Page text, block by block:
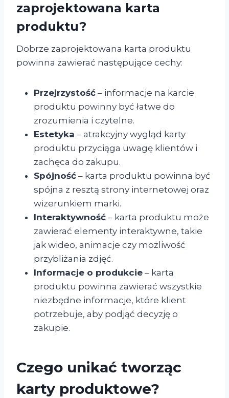
zaprojektowana karta
produktu?
Dobrze zaprojektowana karta produktu
powinna zawierać następujące cechy:
Przejrzystość – informacje na karcie
produktu powinny być łatwe do
zrozumienia i czytelne.
Estetyka – atrakcyjny wygląd karty
produktu przyciąga uwagę klientów i
zachęca do zakupu.
Spójność – karta produktu powinna być
spójna z resztą strony internetowej oraz
wizerunkiem marki.
Interaktywność – karta produktu może
zawierać elementy interaktywne, takie
jak wideo, animacje czy możliwość
przybliżania zdjęć.
Informacje o produkcie – karta
produktu powinna zawierać wszystkie
niezbędne informacje, które klient
potrzebuje, aby podjąć decyzję o
zakupie.
Czego unikać tworząc
karty produktowe?